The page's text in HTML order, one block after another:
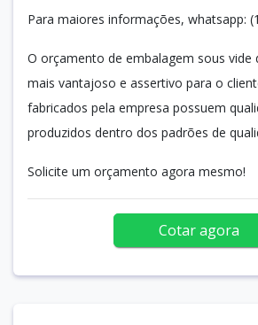
Para maiores informações, whatsapp:
O orçamento de embalagem sous vide
mais vantajoso e assertivo para o
fabricados pela empresa possuem
produzidos dentro dos padrões de
Solicite um orçamento agora mesmo!
Cotar agora